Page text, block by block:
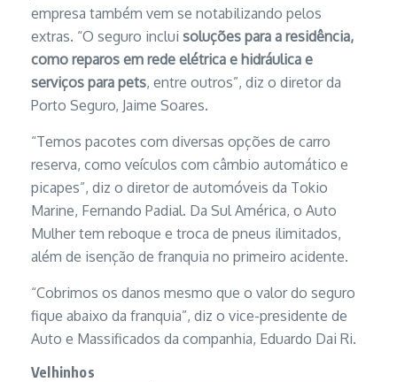
empresa também vem se notabilizando pelos
extras. “O seguro inclui soluções para a residência,
como reparos em rede elétrica e hidráulica e
serviços para pets, entre outros”, diz o diretor da
Porto Seguro, Jaime Soares.
“Temos pacotes com diversas opções de carro
reserva, como veículos com câmbio automático e
picapes”, diz o diretor de automóveis da Tokio
Marine, Fernando Padial. Da Sul América, o Auto
Mulher tem reboque e troca de pneus ilimitados,
além de isenção de franquia no primeiro acidente.
“Cobrimos os danos mesmo que o valor do seguro
fique abaixo da franquia”, diz o vice-presidente de
Auto e Massificados da companhia, Eduardo Dai Ri.
Velhinhos